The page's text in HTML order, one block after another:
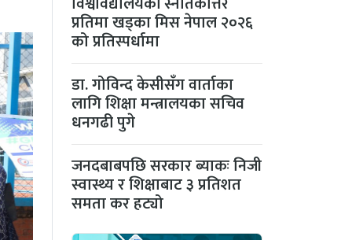
प्रतिमा खड्का मिस नेपाल २०२६
को प्रतिस्पर्धामा
डा. गोविन्द केसीसँग वार्ताका
लागि शिक्षा मन्त्रालयका सचिव
धनगढी पुगे
जनदबाबपछि सरकार ब्याकः निजी
स्वास्थ्य र शिक्षाबाट ३ प्रतिशत
समता कर हट्यो